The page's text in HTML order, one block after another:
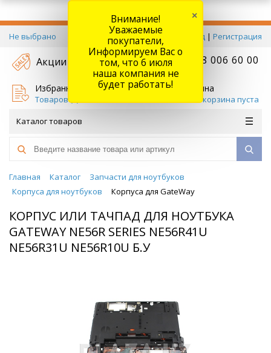
Не выбрано Вход | Регистрация
Акции +7 778 006 60 00
Избранное
Товаров (
Корзина
Ваша корзина пуста
Каталог товаров
Главная Каталог
Запчасти для ноутбуков
Корпуса для ноутбуков
Корпуса для GateWay
КОРПУС ИЛИ ТАЧПАД ДЛЯ НОУТБУКА
GATEWAY NE56R SERIES NE56R41U
NE56R31U NE56R10U Б.У
Внимание!
Уважаемые
покупатели,
Информируем Вас о
том, что 6 июля
наша компания не
будет работать!
×